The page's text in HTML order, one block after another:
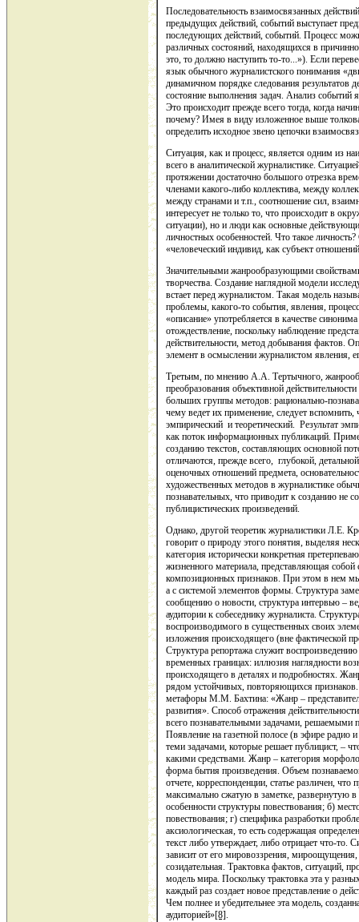
Последовательность взаи­мосвязанных
предыдущих действий, событий выступает
последующих действий, событий. Процесс
различных состояний, на­ходящихся в
это, то должно наступить то-то...»). Если
язык обычного журналист­ского понимания
динамичном порядке следования результатов
состояние выполнения задач. Анализ событий
Это происходит прежде всего тогда, когда
почему? Имея в виду изло­женное выше
определить исходное звено цепочки
Ситуация, как и процесс, является одним из
всего в аналитической журналис­тике.
протяжении достаточно большого отрезка
членами какого-либо коллектива, меж­ду
между стра­нами и т.п., соотношение сил,
интересует не только то, что происходит в
ситуации), но и люди как основные
личностных особенностей. Что такое
«человеческий ин­дивид, как субъект
Значительными жанрообразующими
творчества. Создание наглядной модели
встает перед журналистом. Такая модель
проблемы, како­го-то события, явления,
«описание» употребляется в качестве
отождествление, по­скольку наблюдение
действительности, метод добывания фактов.
элемент в осмыслении журна­листом явления,
Третьим, по мнению А.А. Тертычного,
преобразования объективной
больших группы методов: рационально-
чему ведет их применение, следует
эмпирический и теоретический. Результат
как поток информационных публикаций.
созданию текстов, состав­ляющих основной
отличаются, прежде всего, глубокой,
оценочных отношений предмета,
художественных методов в журналистике
познавательных, что приводит к созданию не
публицистических произведений.
Однако, другой теоретик журналистики Л.Е.
говорит о природу этого понятия, выделяя
категория исторически конкретная
жизненного материала, представляющая
композиционных признаков. При этом в нем
а с системой элементов формы. Структура
сообщению о новости, структура интервью –
аудитории к собеседнику журналиста.
воспроизводимого в существенных своих
изложения происходящего (вне фактической
Структура репортажа служит
временных границах: иллюзия наглядности
происходящего в деталях и подробностях.
рядом устойчивых, повторяющихся
метафоры М.М. Бахтина: «Жанр –
развития». Способ отражения
всего познавательными задачами, решаемыми
Появление на газетной полосе (в эфире радио
теми задачами, которые решает публицист, –
какими средствами. Жанр – категория
форма бытия произведения. Объем
отчете, корреспонденции, статье различен, что
максимально сжатую в заметке, развернутую
особенности структуры повествования; б)
повествования; г) специфика разработки
аксиологическая, то есть содержащая
текст либо утверждает, либо отрицает что-то.
зависит от его мировоззрения,
созидательная. Трактовка фактов, ситуаций,
модель мира. Поскольку трактовка эта у
каждый раз создает новое представление о
Чем полнее и убедительнее эта модель,
аудиторией»[8].